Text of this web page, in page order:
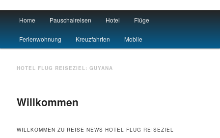
Urlaub
Skip to primary content
Skip to secondary content
Home Pauschalreisen Hotel Flüge
Ferienwohnung Kreuzfahrten Mobile
HOTEL FLUG REISEZIEL:GUYANA
Willkommen
WILLKOMMEN ZU REISE NEWS HOTEL FLUG REISEZIEL